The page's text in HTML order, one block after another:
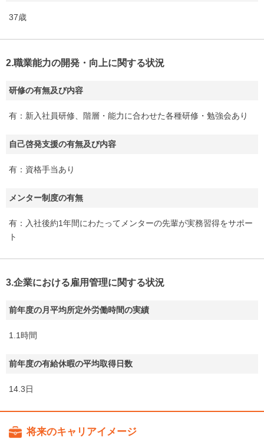
37歳
2.職業能力の開発・向上に関する状況
研修の有無及び内容
有：新入社員研修、階層・能力に合わせた各種研修・勉強会あり
自己啓発支援の有無及び内容
有：資格手当あり
メンター制度の有無
有：入社後約1年間にわたってメンターの先輩が実務習得をサポー
ト
3.企業における雇用管理に関する状況
前年度の月平均所定外労働時間の実績
1.1時間
前年度の有給休暇の平均取得日数
14.3日
将来のキャリアイメージ